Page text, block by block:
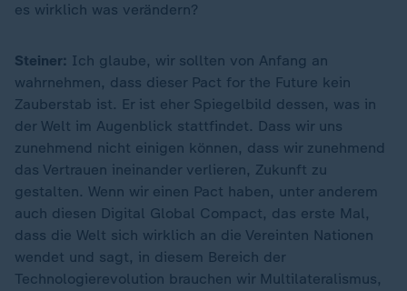
es wirklich was verändern?
Steiner: Ich glaube, wir sollten von Anfang an
wahrnehmen, dass dieser Pact for the Future kein
Zauberstab ist. Er ist eher Spiegelbild dessen, was in
der Welt im Augenblick stattfindet. Dass wir uns
zunehmend nicht einigen können, dass wir zunehmend
das Vertrauen ineinander verlieren, Zukunft zu
gestalten. Wenn wir einen Pact haben, unter anderem
auch diesen Digital Global Compact, das erste Mal,
dass die Welt sich wirklich an die Vereinten Nationen
wendet und sagt, in diesem Bereich der
Technologierevolution brauchen wir Multilateralismus,